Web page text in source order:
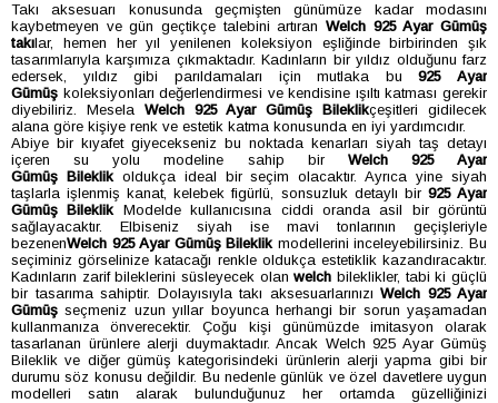
Takı aksesuarı konusunda geçmişten günümüze kadar modasını
kaybetmeyen ve gün geçtikçe talebini artıran Welch 925 Ayar Gümüş
takılar, hemen her yıl yenilenen koleksiyon eşliğinde birbirinden şık
tasarımlarıyla karşımıza çıkmaktadır. Kadınların bir yıldız olduğunu farz
edersek, yıldız gibi parıldamaları için mutlaka bu925 Ayar
Gümüş koleksiyonları değerlendirmesi ve kendisine ışıltı katması gerekir
diyebiliriz. Mesela Welch 925 Ayar GümüşBileklikçeşitleri gidilecek
alana göre kişiye renk ve estetik katma konusunda en iyi yardımcıdır.
Abiye bir kıyafet giyecekseniz bu noktada kenarları siyah taş detayı
içeren su yolu modeline sahip bir Welch 925 Ayar
Gümüş Bileklikoldukça ideal bir seçim olacaktır. Ayrıca yine siyah
taşlarla işlenmiş kanat, kelebek figürlü, sonsuzluk detaylı bir 925 Ayar
Gümüş BileklikModelde kullanıcısına ciddi oranda asil bir görüntü
sağlayacaktır. Elbiseniz siyah ise mavi tonlarının geçişleriyle
bezenenWelch 925 Ayar Gümüş Bileklik modellerini inceleyebilirsiniz. Bu
seçiminiz görselinize katacağı renkle oldukça estetiklik kazandıracaktır.
Kadınların zarif bileklerini süsleyecek olanwelch bileklikler, tabi ki güçlü
bir tasarıma sahiptir. Dolayısıyla takı aksesuarlarınızı Welch 925 Ayar
Gümüş seçmeniz uzun yıllar boyunca herhangi bir sorun yaşamadan
kullanmanıza önverecektir. Çoğu kişi günümüzde imitasyon olarak
tasarlanan ürünlere alerji duymaktadır. Ancak Welch 925 Ayar Gümüş
Bileklik ve diğer gümüş kategorisindeki ürünlerin alerji yapma gibi bir
durumu söz konusu değildir. Bu nedenle günlük ve özel davetlere uygun
modelleri satın alarak bulunduğunuz her ortamda güzelliğinizi